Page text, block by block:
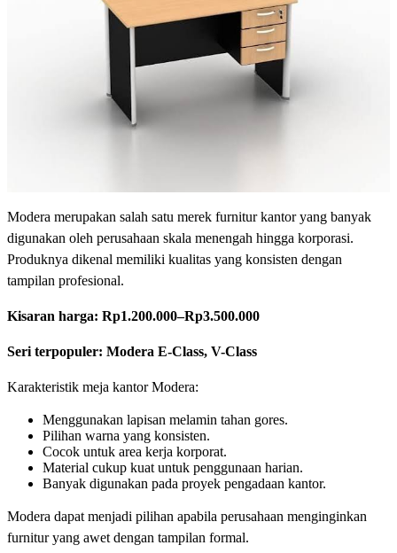
Modera merupakan salah satu merek furnitur kantor yang banyak
digunakan oleh perusahaan skala menengah hingga korporasi.
Produknya dikenal memiliki kualitas yang konsisten dengan
tampilan profesional.
Kisaran harga: Rp1.200.000–Rp3.500.000
Seri terpopuler: Modera E-Class, V-Class
Karakteristik meja kantor Modera:
Menggunakan lapisan melamin tahan gores.
Pilihan warna yang konsisten.
Cocok untuk area kerja korporat.
Material cukup kuat untuk penggunaan harian.
Banyak digunakan pada proyek pengadaan kantor.
Modera dapat menjadi pilihan apabila perusahaan menginginkan
furnitur yang awet dengan tampilan formal.